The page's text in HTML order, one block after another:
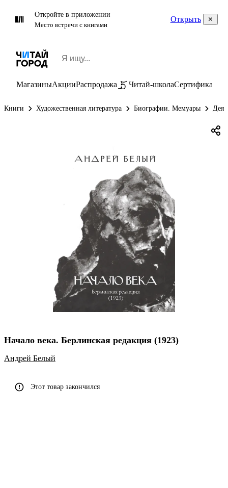
Откройте в приложении
Место встречи с книгами
Открыть
МагазиныАкцииРаспродажа Читай-школаСертификаты
Книги Художественная литература Биографии. Мемуары
Начало века. Берлинская редакция (1923)
Андрей Белый
Этот товар закончился